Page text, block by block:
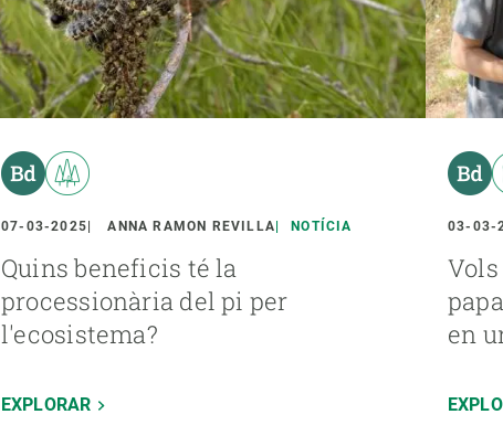
07-03-2025 ANNA RAMON REVILLA NOTÍCIA
Quins beneficis té la
processionària del pi per
l'ecosistema?
EXPLORAR
03-03-
en